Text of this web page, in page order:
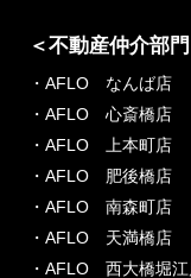
＜不動産仲介部門
・AFLO なんば店
・AFLO 心斎橋店
・AFLO 上本町店
・AFLO 肥後橋店
・AFLO 南森町店
・AFLO 天満橋店
・AFLO 西大橋堀